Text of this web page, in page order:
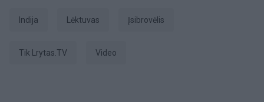
Indija Lėktuvas įsibrovėlis
tik Lrytas.TV Video